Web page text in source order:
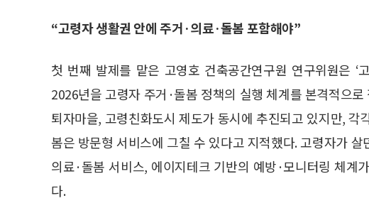
“고령자 생활권 안에 주거·의료·돌봄 포함해야”
첫 번째 발제를 맡은 고영호 건축공간연구원 연구위원은 ‘
2026년을 고령자 주거·돌봄 정책의 실행 체계를 본격적으
퇴자마을, 고령친화도시 제도가 동시에 추진되고 있지만,
봄은 방문형 서비스에 그칠 수 있다고 지적했다. 고령자가
의료·돌봄 서비스, 에이지테크 기반의 예방·모니터링 체계
다.